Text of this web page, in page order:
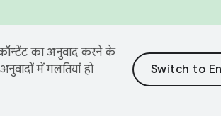
का अनुवाद करने के
में गलतियां हो